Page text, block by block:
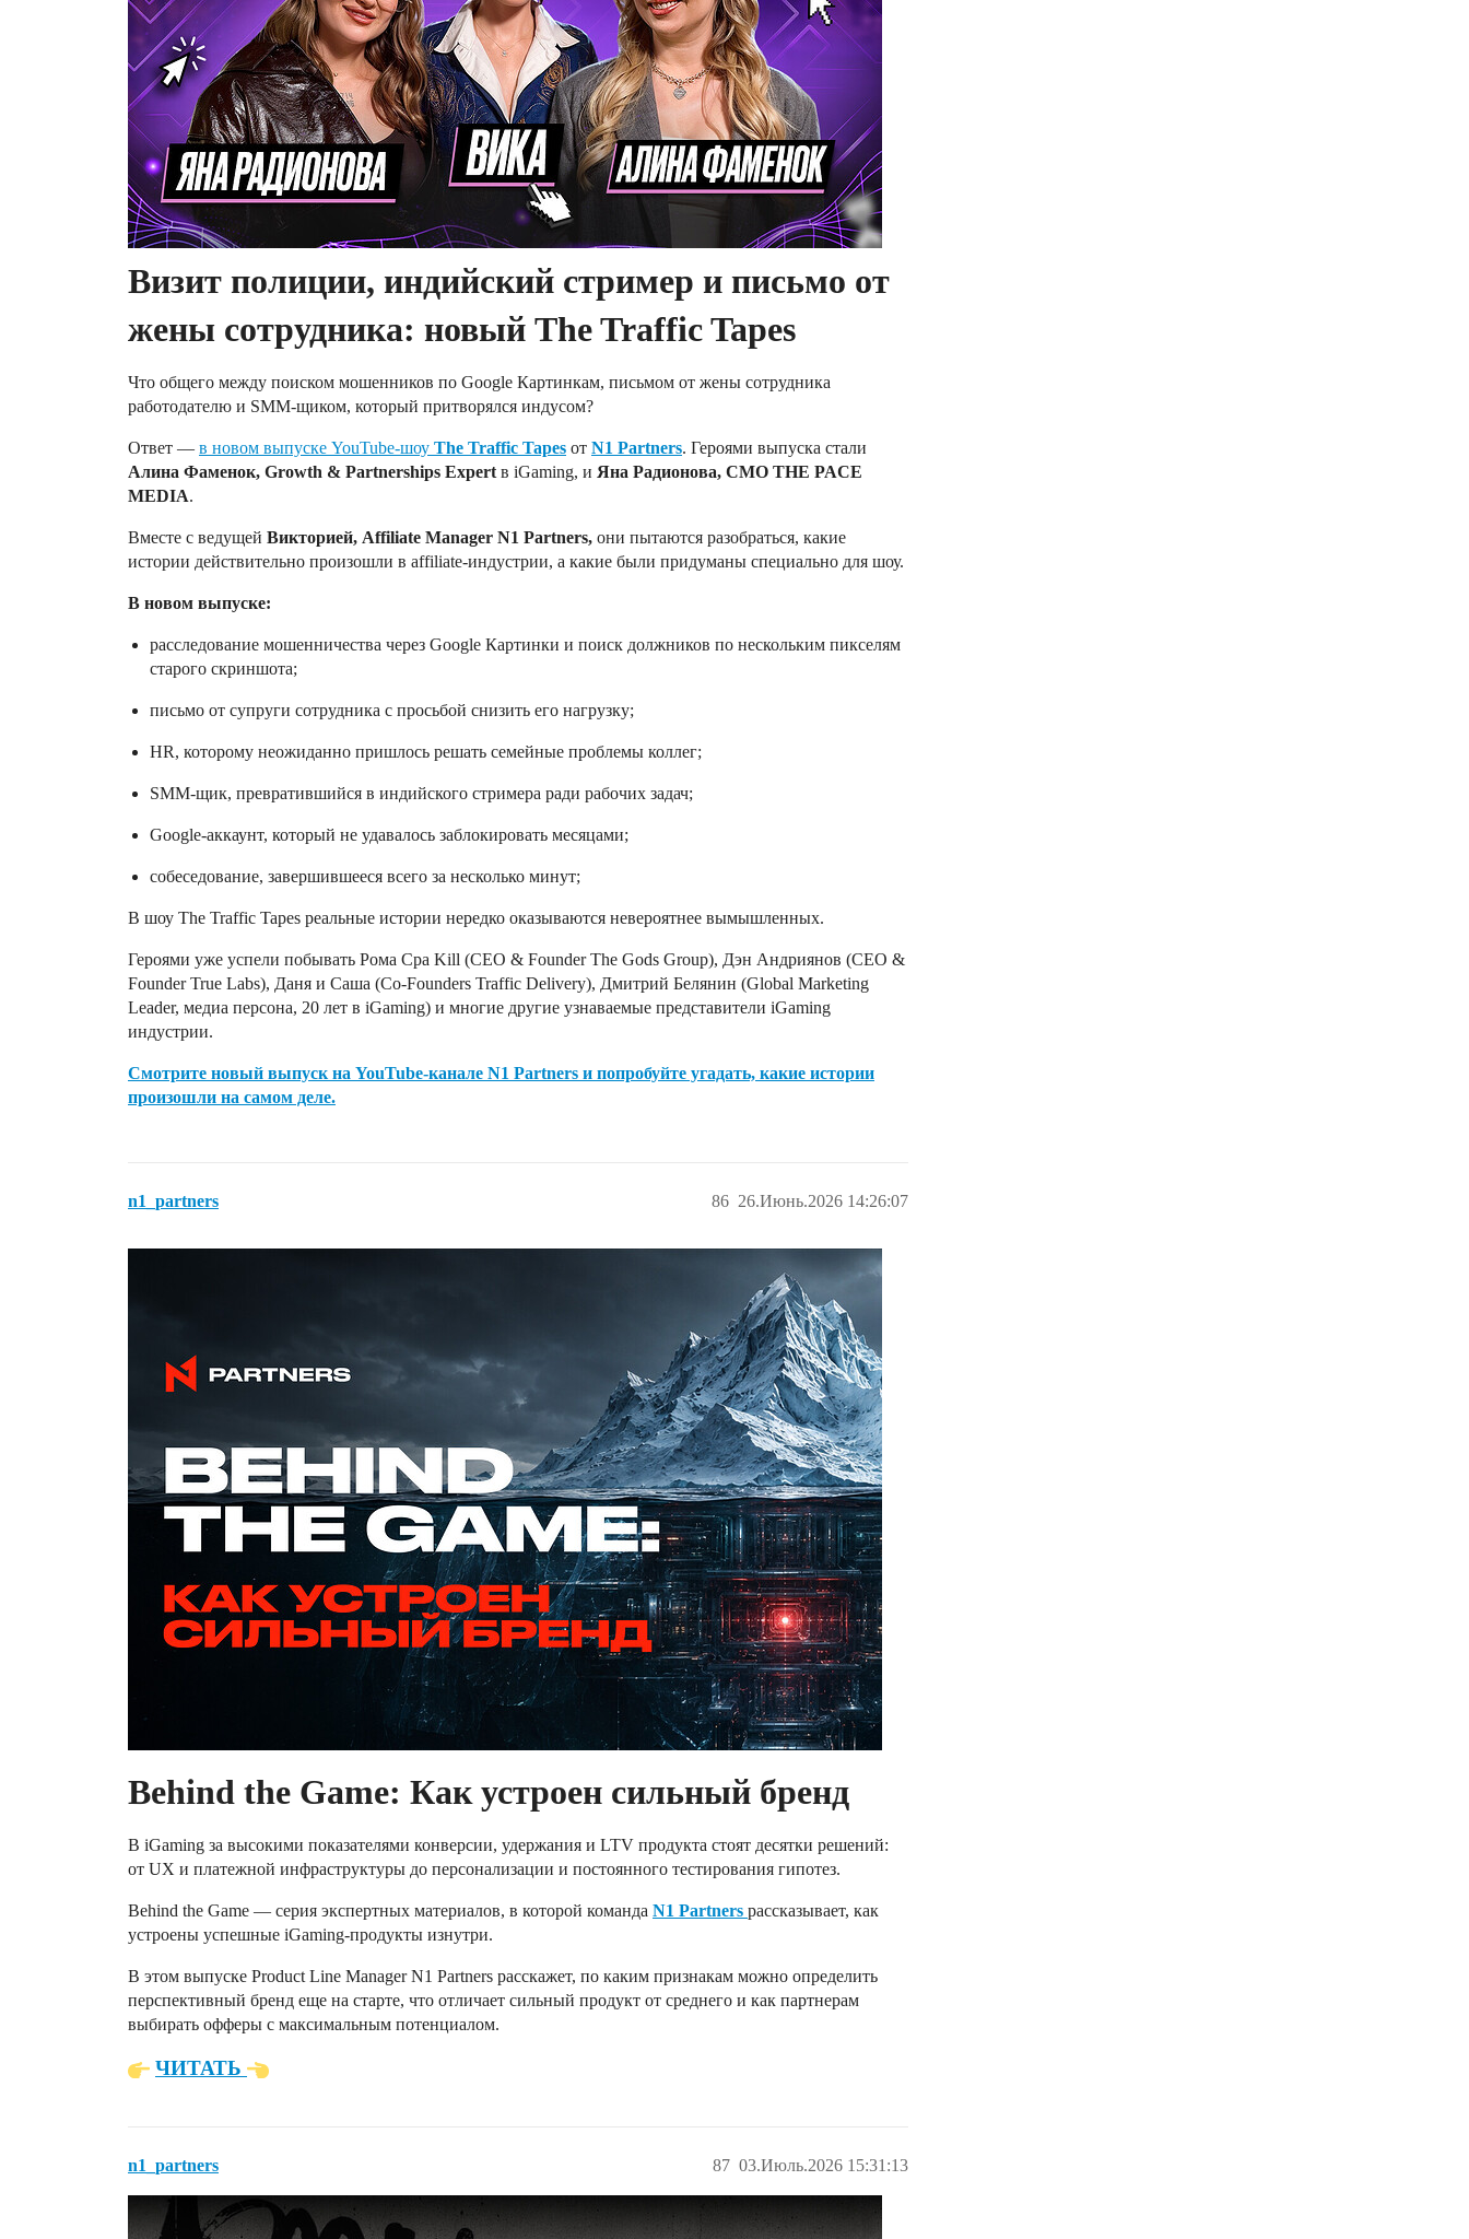
Визит полиции, индийский стример и письмо от
жены сотрудника: новый The Traffic Tapes
Что общего между поиском мошенников по Google Картинкам, письмом от жены сотрудника
работодателю и SMM-щиком, который притворялся индусом?
Ответ — в новом выпуске YouTube-шоу The Traffic Tapes от N1 Partners. Героями выпуска стали
Алина Фаменок, Growth & Partnerships Expert в iGaming, и Яна Радионова, CMO THE PACE
MEDIA.
Вместе с ведущей Викторией, Affiliate Manager N1 Partners, они пытаются разобраться, какие
истории действительно произошли в affiliate-индустрии, а какие были придуманы специально для шоу.
В новом выпуске:
расследование мошенничества через Google Картинки и поиск должников по нескольким пикселям
старого скриншота;
письмо от супруги сотрудника с просьбой снизить его нагрузку;
HR, которому неожиданно пришлось решать семейные проблемы коллег;
SMM-щик, превратившийся в индийского стримера ради рабочих задач;
Google-аккаунт, который не удавалось заблокировать месяцами;
собеседование, завершившееся всего за несколько минут;
В шоу The Traffic Tapes реальные истории нередко оказываются невероятнее вымышленных.
Героями уже успели побывать Рома Cpa Kill (CEO & Founder The Gods Group), Дэн Андриянов (CEO &
Founder True Labs), Даня и Саша (Co-Founders Traffic Delivery), Дмитрий Белянин (Global Marketing
Leader, медиа персона, 20 лет в iGaming) и многие другие узнаваемые представители iGaming
индустрии.
Смотрите новый выпуск на YouTube-канале N1 Partners и попробуйте угадать, какие истории
произошли на самом деле.
n1_partners 26.Июнь.2026 14:26:07
86
Behind the Game: Как устроен сильный бренд
В iGaming за высокими показателями конверсии, удержания и LTV продукта стоят десятки решений:
от UX и платежной инфраструктуры до персонализации и постоянного тестирования гипотез.
Behind the Game — серия экспертных материалов, в которой команда N1 Partners рассказывает, как
устроены успешные iGaming-продукты изнутри.
В этом выпуске Product Line Manager N1 Partners расскажет, по каким признакам можно определить
перспективный бренд еще на старте, что отличает сильный продукт от среднего и как партнерам
выбирать офферы с максимальным потенциалом.
ЧИТАТЬ
n1_partners 03.Июль.2026 15:31:13
87